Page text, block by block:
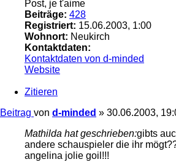
Post, je t'aime
Beiträge: 428
Registriert: 15.06.2003, 1:00
Wohnort: Neukirch
Kontaktdaten:
Kontaktdaten von d-minded
Website
Zitieren
Beitrag von d-minded » 30.06.2003,
Mathilda hat geschrieben:gibts
andere schauspieler die ihr
angelina jolie goil!!!